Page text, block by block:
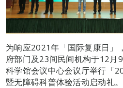
为响应2021年「国际复康日」
府部门及23间民间机构于12月
科学馆会议中心会议厅举行「
暨无障碍科普体验活动启动礼。